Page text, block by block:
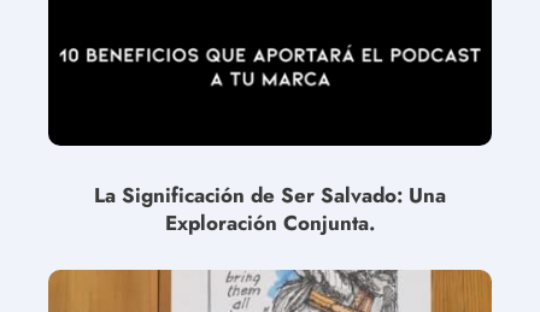
La Significación de Ser Salvado: Una
Exploración Conjunta.